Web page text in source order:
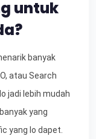
untuk
banyak
atau Search
jadi lebih mudah
yang
yang lo dapet.